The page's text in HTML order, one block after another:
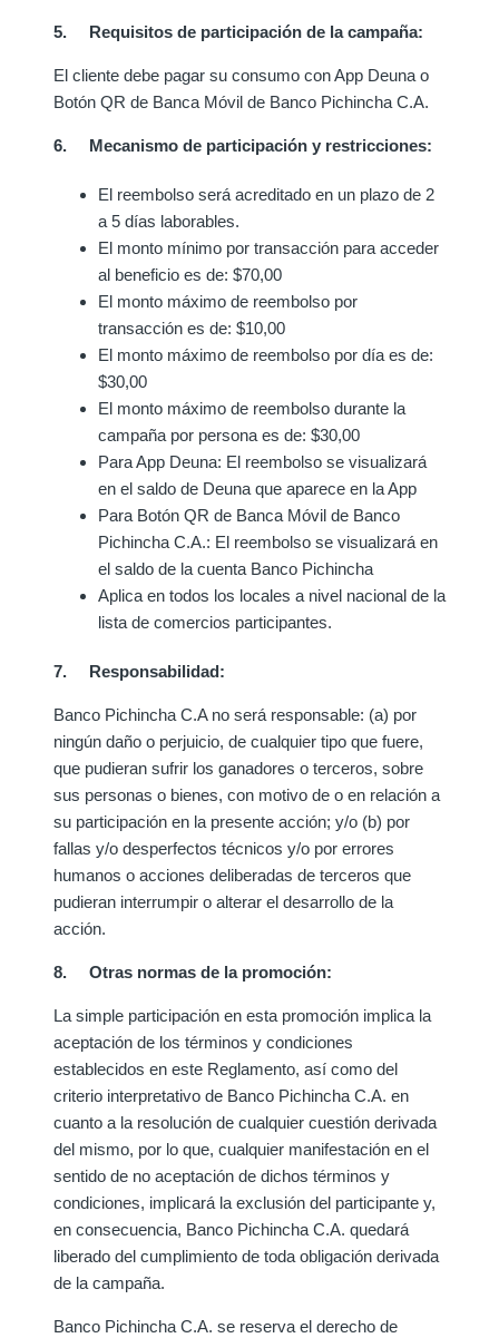
5. Requisitos de participación de la campaña:
El cliente debe pagar su consumo con App Deuna o
Botón QR de Banca Móvil de Banco Pichincha C.A.
6. Mecanismo de participación y restricciones:
El reembolso será acreditado en un plazo de 2
a 5 días laborables.
El monto mínimo por transacción para acceder
al beneficio es de: $70,00
El monto máximo de reembolso por
transacción es de: $10,00
El monto máximo de reembolso por día es de:
$30,00
El monto máximo de reembolso durante la
campaña por persona es de: $30,00
Para App Deuna: El reembolso se visualizará
en el saldo de Deuna que aparece en la App
Para Botón QR de Banca Móvil de Banco
Pichincha C.A.: El reembolso se visualizará en
el saldo de la cuenta Banco Pichincha
Aplica en todos los locales a nivel nacional de la
lista de comercios participantes.
7. Responsabilidad:
Banco Pichincha C.A no será responsable: (a) por
ningún daño o perjuicio, de cualquier tipo que fuere,
que pudieran sufrir los ganadores o terceros, sobre
sus personas o bienes, con motivo de o en relación a
su participación en la presente acción; y/o (b) por
fallas y/o desperfectos técnicos y/o por errores
humanos o acciones deliberadas de terceros que
pudieran interrumpir o alterar el desarrollo de la
acción.
8. Otras normas de la promoción:
La simple participación en esta promoción implica la
aceptación de los términos y condiciones
establecidos en este Reglamento, así como del
criterio interpretativo de Banco Pichincha C.A. en
cuanto a la resolución de cualquier cuestión derivada
del mismo, por lo que, cualquier manifestación en el
sentido de no aceptación de dichos términos y
condiciones, implicará la exclusión del participante y,
en consecuencia, Banco Pichincha C.A. quedará
liberado del cumplimiento de toda obligación derivada
de la campaña.
Banco Pichincha C.A. se reserva el derecho de